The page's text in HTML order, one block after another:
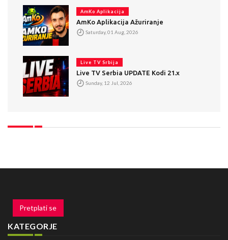
AmKo Aplikacija
AmKo Aplikacija Ažuriranje
Saturday, 01 Aug, 2026
Live TV Srbija
Live TV Serbia UPDATE Kodi 21.x
Sunday, 12 Jul, 2026
Pretplati se
KATEGORJE